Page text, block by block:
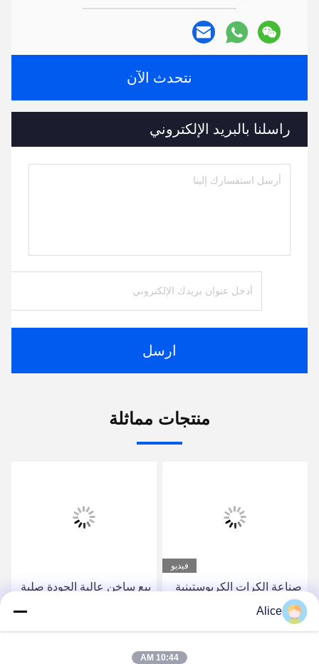
نتحدث الآن
راسلنا بالبريد الإلكتروني
ارسل
منتجات مماثلة
فيديو
صناعة الكرات الكربوستينية
عالية الدقة
احصل على أفضل سعر
بيع ساخن عالية الجودة صلبة
Alice
10:44 AM